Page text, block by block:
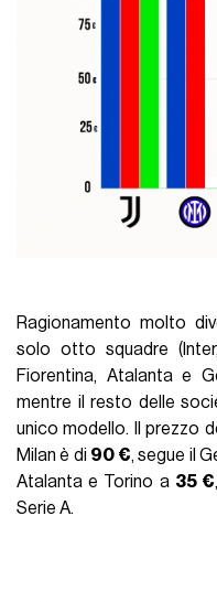
Ragionamento molto
solo otto squadre
Fiorentina, Atalanta e
mentre il resto delle
unico modello. Il prezzo
Milan è di 90 €, segue il
Atalanta e Torino a 35 €
Serie A.